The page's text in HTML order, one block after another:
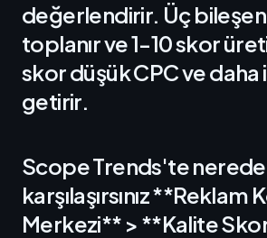
değerlendirir. Üç bileşen
toplanır ve 1-10 skor
skor düşük CPC ve daha
getirir.
Scope Trends'te nerede
karşılaşırsınız **Reklam
Merkezi** > **Kalite